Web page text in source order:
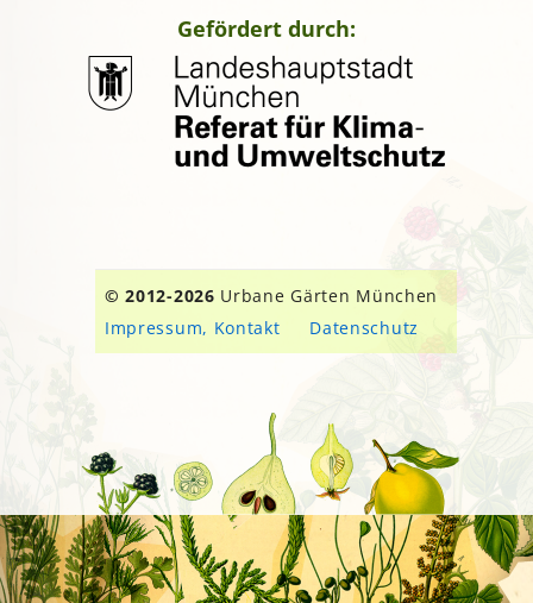
Gefördert durch:
© 2012-2026 Urbane Gärten München
Impressum, Kontakt
Datenschutz